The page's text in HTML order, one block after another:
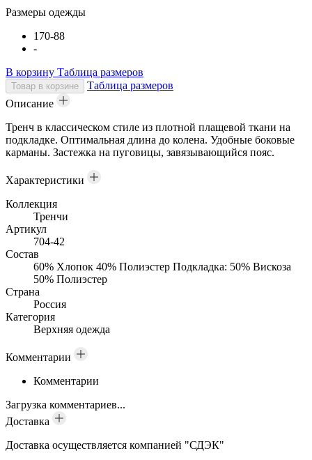
Размеры одежды
170-88
-
В корзину Таблица размеров
Товар в корзине
Таблица размеров
Описание
Тренч в классическом стиле из плотной плащевой ткани на
подкладке. Оптимальная длина до колена. Удобные боковые
карманы. Застежка на пуговицы, завязывающийся пояс.
Характеристики
Коллекция
Тренчи
Артикул
704-42
Состав
60% Хлопок 40% Полиэстер Подкладка: 50% Вискоза
50% Полиэстер
Страна
Россия
Категория
Верхняя одежда
Комментарии
Комментарии
Загрузка комментариев...
Доставка
Доставка осуществляется компанией "СДЭК"